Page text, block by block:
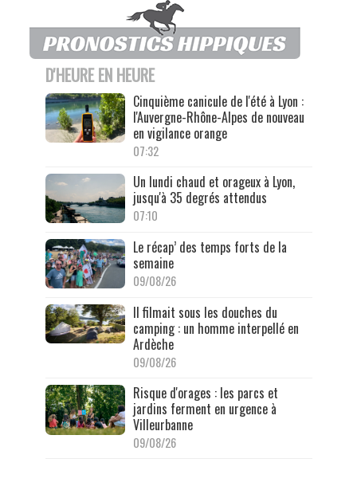
D'HEURE EN HEURE
Cinquième canicule de l'été à Lyon :
l'Auvergne-Rhône-Alpes de nouveau
en vigilance orange
07:32
Un lundi chaud et orageux à Lyon,
jusqu'à 35 degrés attendus
07:10
Le récap’ des temps forts de la
semaine
09/08/26
Il filmait sous les douches du
camping : un homme interpellé en
Ardèche
09/08/26
Risque d'orages : les parcs et
jardins ferment en urgence à
Villeurbanne
09/08/26